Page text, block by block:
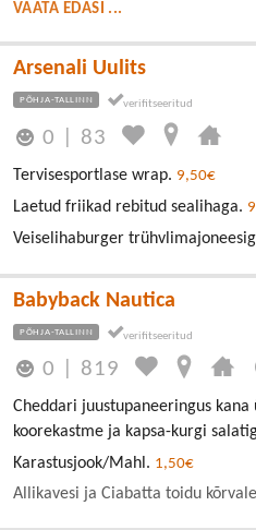
VAATA EDASI ...
Arsenali Uulits
PÕHJA-TALLINN
0 83
Tervisesportlase wrap. 9,50€
Laetud friikad rebitud sealihaga.
Veiselihaburger
Babyback Nautica
PÕHJA-TALLINN
0 819
Cheddari juustupaneeringus
koorekastme ja kapsa-kurgi
Karastusjook/Mahl. 1,50€
Allikavesi ja Ciabatta toidu